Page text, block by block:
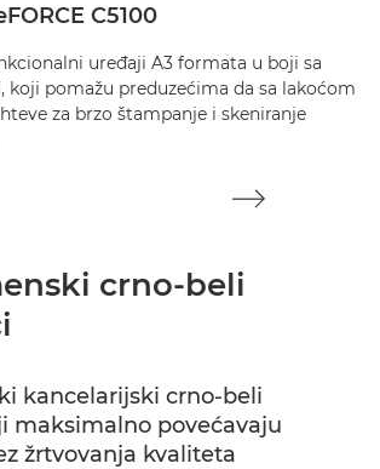
C5100
uređaji A3 formata u boji sa
koji pomažu preduzećima da sa lakoćom
za brzo štampanje i skeniranje
crno-beli
kancelarijski crno-beli
maksimalno povećavaju
žrtvovanja kvaliteta